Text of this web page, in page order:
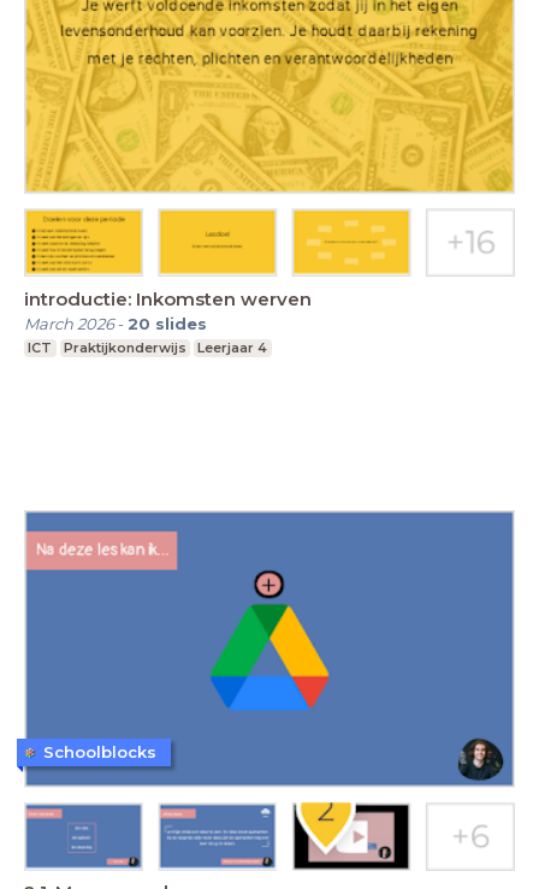
introductie: Inkomsten werven
March 2026- 20 slides
ICT Praktijkonderwijs Leerjaar 4
Schoolblocks